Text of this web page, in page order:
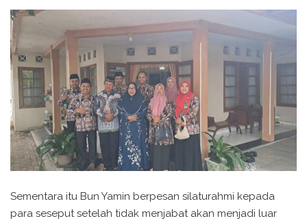
Sementara itu Bun Yamin berpesan silaturahmi kepada
para seseput setelah tidak menjabat akan menjadi luar